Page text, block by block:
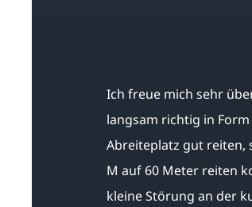
Ich freue mich sehr
langsam richtig in
Abreiteplatz gut reiten,
M auf 60 Meter reiten
kleine Störung an der